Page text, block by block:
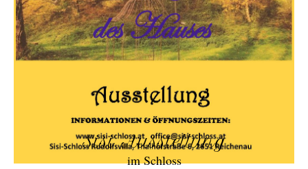
Sisi Ausstellung
im Schloss